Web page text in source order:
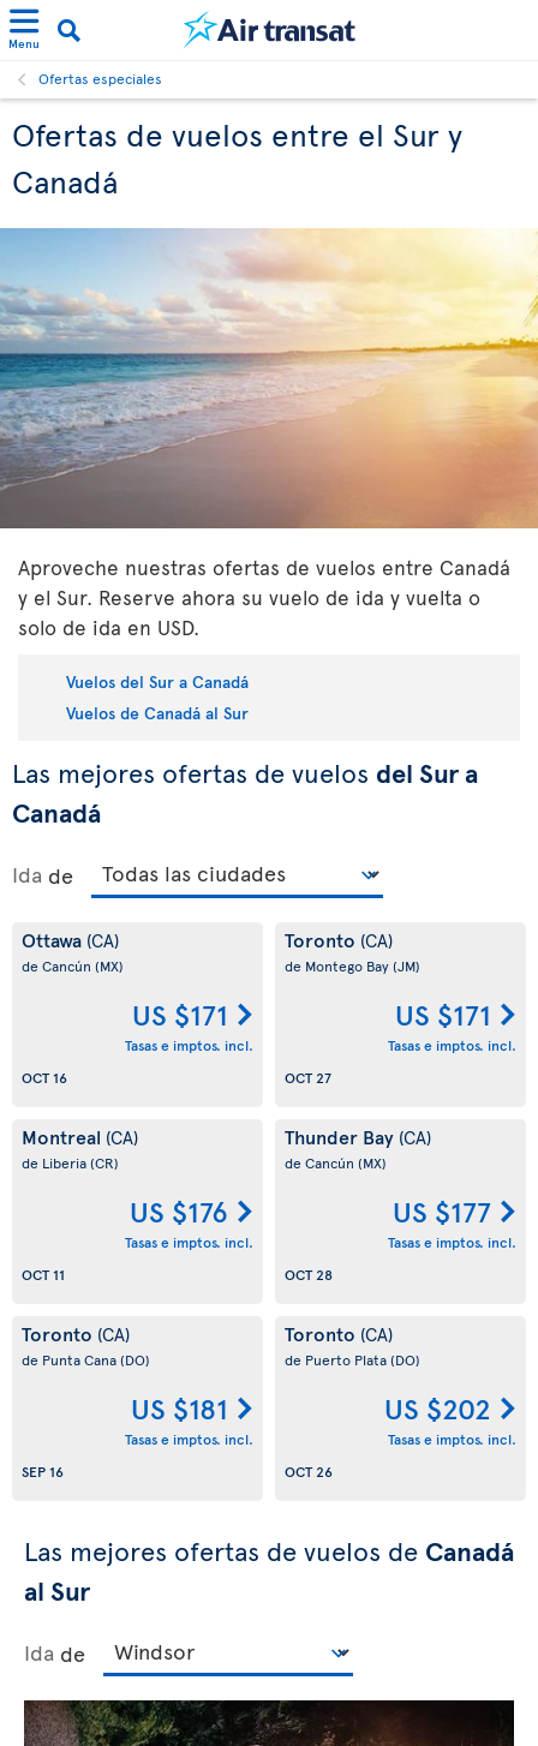
Menu
Ofertas especiales
Ofertas de vuelos entre el Sur y
Canadá
Aproveche nuestras ofertas de vuelos entre Canadá
y el Sur. Reserve ahora su vuelo de ida y vuelta o
solo de ida en USD.
Vuelos del Sur a Canadá
Vuelos de Canadá al Sur
Las mejores ofertas de vuelos del Sur a
Canadá
Ida de
Ottawa (CA)
de Cancún (MX)
US $171
Tasas e imptos. incl.
OCT 16
Toronto (CA)
de Montego Bay(JM)
US $171
Tasas e imptos. incl.
OCT 27
Montreal (CA)
de Liberia(CR)
US $176
Tasas e imptos. incl.
OCT 11
Thunder Bay (CA)
de Cancún (MX)
US $177
Tasas e imptos. incl.
OCT 28
Toronto (CA)
de Punta Cana(DO)
US $181
Tasas e imptos. incl.
SEP 16
Toronto (CA)
de Puerto Plata(DO)
US $202
Tasas e imptos. incl.
OCT 26
Las mejores ofertas de vuelos de Canadá
al Sur
Ida de